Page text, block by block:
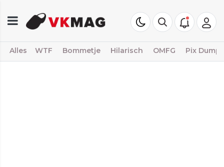
Alles WTF Bommetje Hilarisch OMFG Pix Dump